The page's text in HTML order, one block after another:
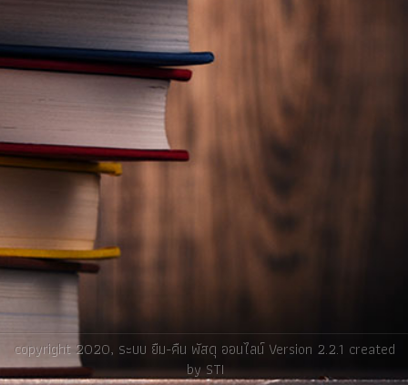
copyright 2020, ระบบ ยืม-คืน พัสดุ ออนไลน์Version 2.2.1 created
bySTI